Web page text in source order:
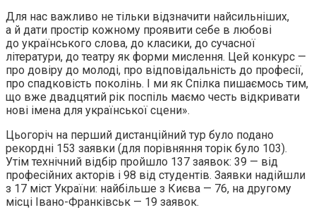
Для нас важливо не тільки відзначити найсильніших,
а й дати простір кожному проявити себе в любові
до українського слова, до класики, до сучасної
літератури, до театру як форми мислення. Цей конкурс —
про довіру до молоді, про відповідальність до професії,
про спадковість поколінь. І ми як Спілка пишаємось тим,
що вже двадцятий рік поспіль маємо честь відкривати
нові імена для української сцени».
Цьогоріч на перший дистанційний тур було подано
рекордні 153 заявки (для порівняння торік було 103).
Утім технічний відбір пройшло 137 заявок: 39 — від
професійних акторів і 98 від студентів. Заявки надійшли
з 17 міст України: найбільше з Києва — 76, на другому
місці Івано-Франківськ — 19 заявок.